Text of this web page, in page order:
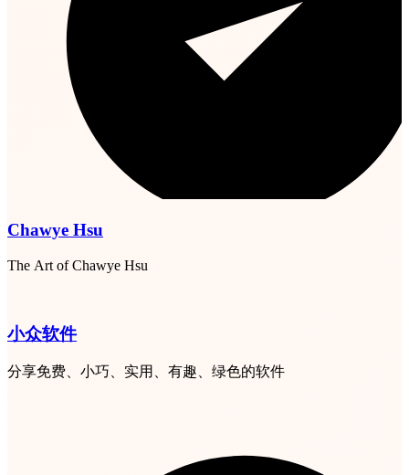
Chawye Hsu
The Art of Chawye Hsu
小众软件
分享免费、小巧、实用、有趣、绿色的软件